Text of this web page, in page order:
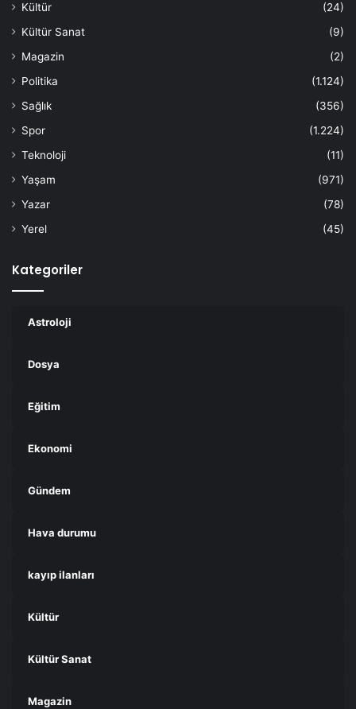
Kültür
(24)
Kültür Sanat
(9)
Magazin
(2)
Politika
(1.124)
Sağlık
(356)
Spor
(1.224)
Teknoloji
(11)
Yaşam
(971)
Yazar
(78)
Yerel
(45)
Kategoriler
Astroloji
Dosya
Eğitim
Ekonomi
Gündem
Hava durumu
kayıp ilanları
Kültür
Kültür Sanat
Magazin